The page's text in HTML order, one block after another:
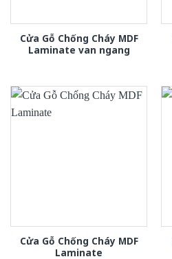
Cửa Gỗ Chống Cháy MDF
Laminate van ngang
Cửa Gỗ Chống Cháy MDF
Laminate